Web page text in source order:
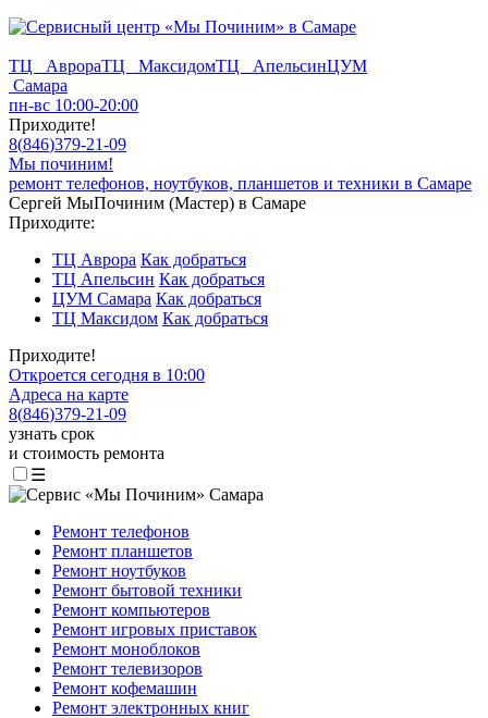
ТЦ АврораТЦ МаксидомТЦ АпельсинЦУМ
Самара
пн-вс 10:00-20:00
Приходите!
8(846)379-21-09
Мы починим!
ремонт телефонов, ноутбуков, планшетов и техники в Самаре
Сергей МыПочиним (Мастер) в Самаре
Приходите:
ТЦ Аврора Как добраться
ТЦ Апельсин Как добраться
ЦУМ Самара Как добраться
ТЦ Максидом Как добраться
Приходите!
Откроется сегодня в 10:00
Адреса на карте
8(846)379-21-09
узнать срок
и стоимость ремонта
☰
Ремонт телефонов
Ремонт планшетов
Ремонт ноутбуков
Ремонт бытовой техники
Ремонт компьютеров
Ремонт игровых приставок
Ремонт моноблоков
Ремонт телевизоров
Ремонт кофемашин
Ремонт электронных книг